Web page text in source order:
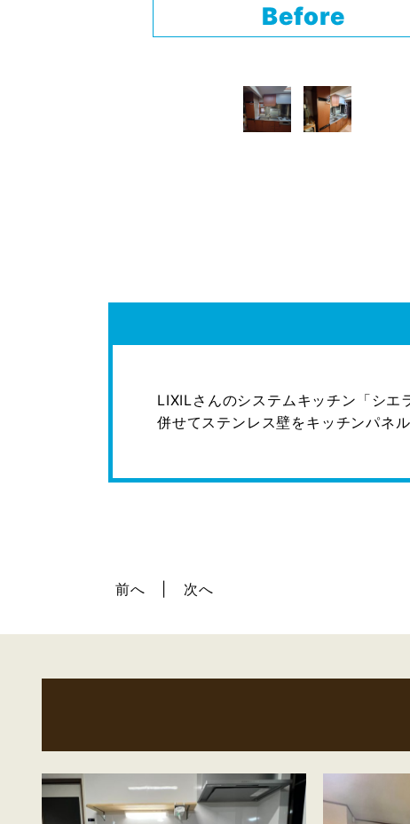
Before
LIXILさんのシステムキッチン「シエ
併せてステンレス壁をキッチンパネ
前へ 次へ